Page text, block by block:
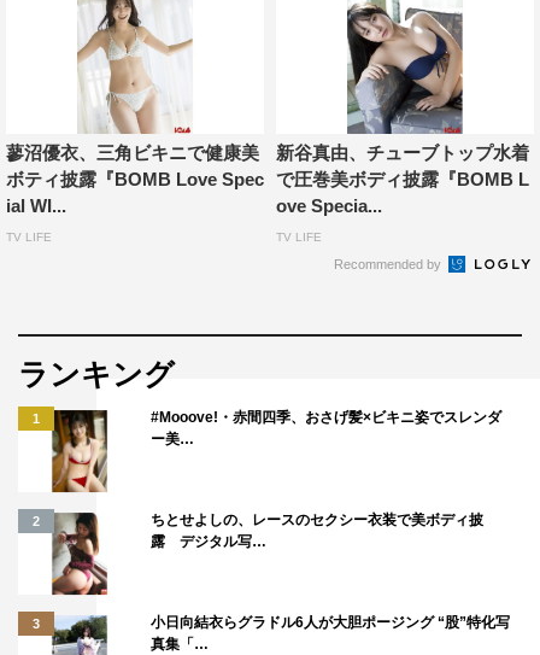
蓼沼優衣、三角ビキニで健康美
ボティ披露『BOMB Love Spec
ial WI...
TV LIFE
新谷真由、チューブトップ水着
で圧巻美ボディ披露『BOMB L
ove Specia...
TV LIFE
Recommended by
ランキング
1
#Mooove!・赤間四季、おさげ髪×ビキニ姿でスレンダ
ー美…
2
ちとせよしの、レースのセクシー衣装で美ボディ披
露 デジタル写…
3
小日向結衣らグラドル6人が大胆ポージング “股”特化写
真集「…